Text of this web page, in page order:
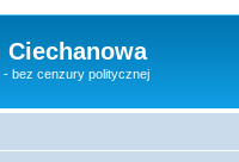
Ciechanowa
- bez cenzury politycznej